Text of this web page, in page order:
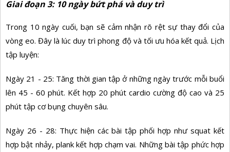
Giai đoạn 3: 10 ngày bứt phá và duy trì
Trong 10 ngày cuối, bạn sẽ cảm nhận rõ rệt sự thay đổi của
vòng eo. Đây là lúc duy trì phong độ và tối ưu hóa kết quả. Lịch
tập luyện:
Ngày 21 - 25: Tăng thời gian tập ở những ngày trước mỗi buổi
lên 45 - 60 phút. Kết hợp 20 phút cardio cường độ cao và 25
phút tập cơ bụng chuyên sâu.
Ngày 26 - 28: Thực hiện các bài tập phối hợp như squat kết
hợp bật nhảy, plank kết hợp chạm vai. Những bài tập phức hợp